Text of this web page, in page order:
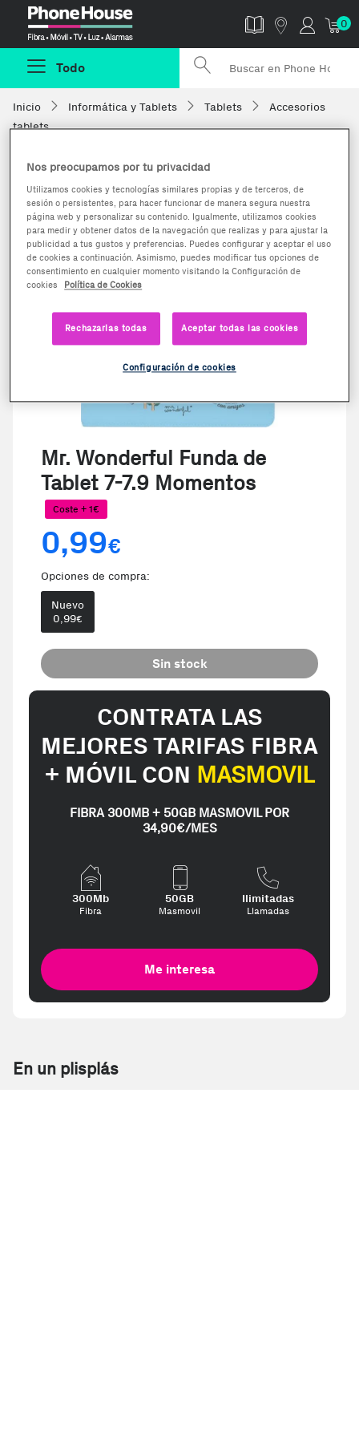
0
Todo
Inicio Informática y Tablets Tablets
Accesorios
tablets
Mr. Wonderful Funda de
Tablet 7-7.9 Momentos
Coste + 1€
0,99€
Opciones de compra:
Nuevo
0,99€
Sin stock
CONTRATA LAS
MEJORES TARIFAS FIBRA
+ MÓVIL CON MASMOVIL
FIBRA 300MB + 50GB MASMOVIL POR
34,90€/MES
300Mb
Fibra
50GB
Masmovil
Ilimitadas
Llamadas
Me interesa
En un plisplás
Nos preocupamos por tu privacidad
Utilizamos cookies y tecnologías similares propias y de terceros, de
sesión o persistentes, para hacer funcionar de manera segura nuestra
página web y personalizar su contenido. Igualmente, utilizamos cookies
para medir y obtener datos de la navegación que realizas y para ajustar la
publicidad a tus gustos y preferencias. Puedes configurar y aceptar el uso
de cookies a continuación. Asimismo, puedes modificar tus opciones de
consentimiento en cualquier momento visitando la Configuración de
cookies
Política de Cookies
Rechazarlas todas Aceptar todas las cookies
Configuración de cookies